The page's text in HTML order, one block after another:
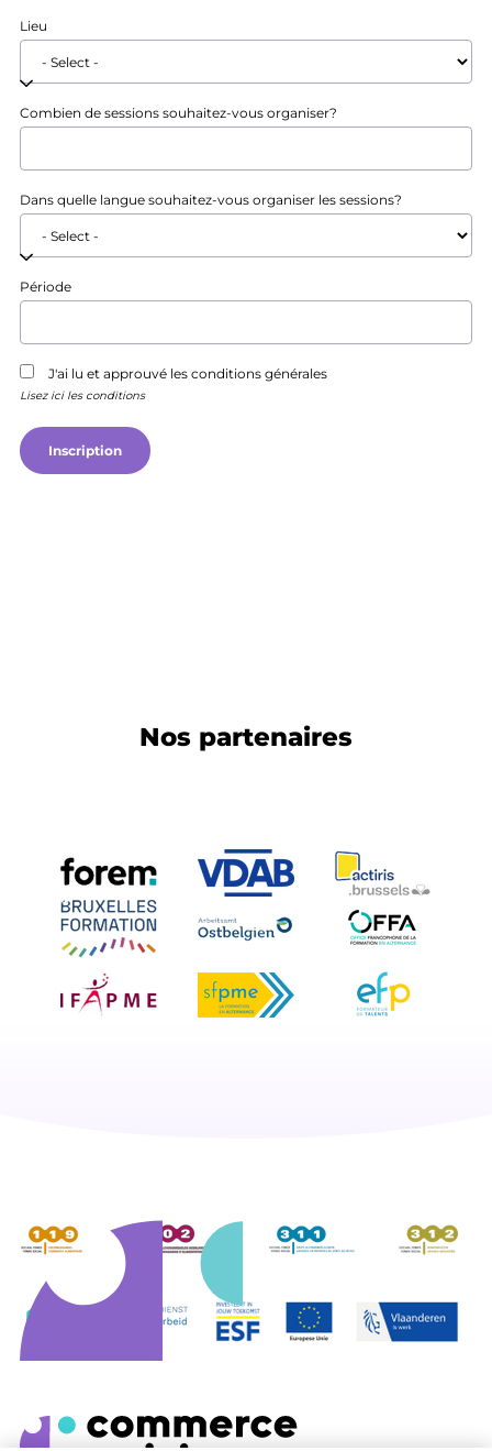
Lieu
Combien de sessions souhaitez-vous organiser?
Dans quelle langue souhaitez-vous organiser les sessions?
Période
J'ai lu et approuvé les conditions générales
Lisez ici les conditions
Nos partenaires